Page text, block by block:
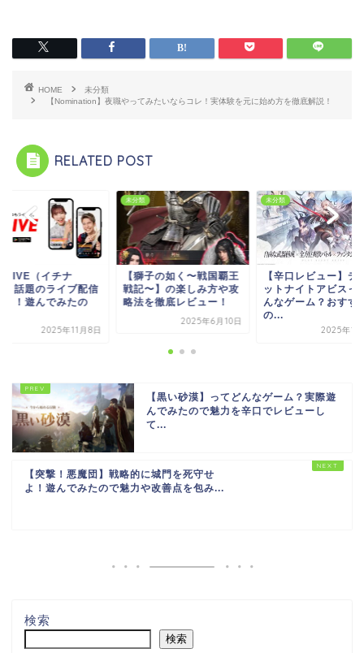
HOME
未分類
【Nomination】夜職やってみたいならコレ！実体験を元に始め方を徹底解説！
RELATED POST
（イチナ
】話題のライブ配信
リ！遊んでみたの
2025年11月8日
未分類
【獅子の如く〜戦国覇王
戦記〜】の楽しみ方や攻
略法を徹底レビュー！
2025年6月10日
未分類
【辛口レビュー】デ
ットナイトアビスっ
んなゲーム？おすす
の...
2025年11
【黒い砂漠】ってどんなゲーム？実際遊
んでみたので魅力を辛口でレビューし
て...
【突撃！悪魔団】戦略的に城門を死守せ
よ！遊んでみたので魅力や改善点を包み...
検索
検索